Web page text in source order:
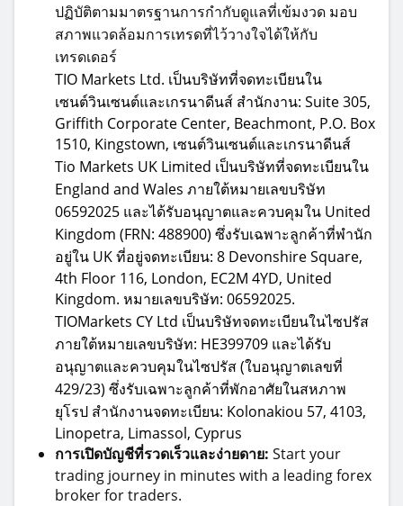
ปฏิบัติตามมาตรฐานการกำกับดูแลที่เข้มงวด มอบ
สภาพแวดล้อมการเทรดที่ไว้วางใจได้ให้กับ
เทรดเดอร์
TIO Markets Ltd. เป็นบริษัทที่จดทะเบียนใน
เซนต์วินเซนต์และเกรนาดีนส์ สำนักงาน: Suite 305,
Griffith Corporate Center, Beachmont, P.O. Box
1510, Kingstown, เซนต์วินเซนต์และเกรนาดีนส์
Tio Markets UK Limited เป็นบริษัทที่จดทะเบียนใน
England and Wales ภายใต้หมายเลขบริษัท
06592025 และได้รับอนุญาตและควบคุมใน United
Kingdom (FRN: 488900) ซึ่งรับเฉพาะลูกค้าที่พำนัก
อยู่ใน UK ที่อยู่จดทะเบียน: 8 Devonshire Square,
4th Floor 116, London, EC2M 4YD, United
Kingdom. หมายเลขบริษัท: 06592025.
TIOMarkets CY Ltd เป็นบริษัทจดทะเบียนในไซปรัส
ภายใต้หมายเลขบริษัท: HE399709 และได้รับ
อนุญาตและควบคุมในไซปรัส (ใบอนุญาตเลขที่
429/23) ซึ่งรับเฉพาะลูกค้าที่พักอาศัยในสหภาพ
ยุโรป สำนักงานจดทะเบียน: Kolonakiou 57, 4103,
Linopetra, Limassol, Cyprus
การเปิดบัญชีที่รวดเร็วและง่ายดาย: Start your
trading journey in minutes with a leading forex
broker for traders.